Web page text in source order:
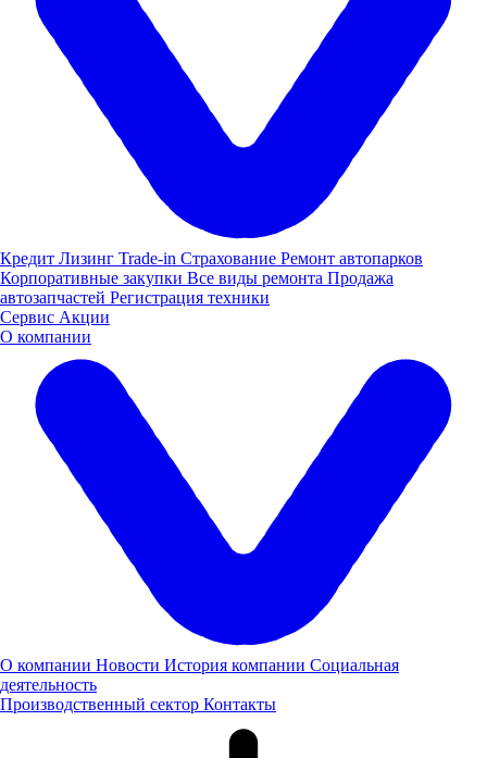
Кредит Лизинг Trade-in Страхование Ремонт автопарков
Корпоративные закупки Все виды ремонта Продажа
автозапчастей Регистрация техники
Сервис Акции
О компании
О компании Новости История компании Социальная
деятельность
Производственный сектор Контакты
ГК «Луидор» стала партнёром областного конкурса
профессионального мастерства водителей автобусов в
Самарской области
Группа компаний «Луидор» стала партнером проведения
XXIII областного конкурса профессионального мастерства
водителей автобусов общественного транспорта.
13.07.2026
Мероприятия